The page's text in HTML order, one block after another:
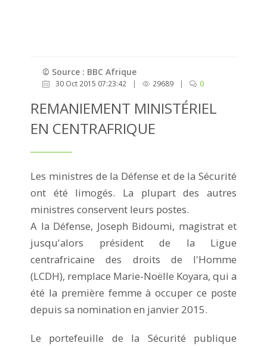
© Source : BBC Afrique
30 Oct 2015 07:23:42 | 29689 | 0
REMANIEMENT MINISTÉRIEL
EN CENTRAFRIQUE
Les ministres de la Défense et de la Sécurité
ont été limogés. La plupart des autres
ministres conservent leurs postes.
A la Défense, Joseph Bidoumi, magistrat et
jusqu'alors président de la Ligue
centrafricaine des droits de l'Homme
(LCDH), remplace Marie-Noëlle Koyara, qui a
été la première femme à occuper ce poste
depuis sa nomination en janvier 2015.
Le portefeuille de la Sécurité publique